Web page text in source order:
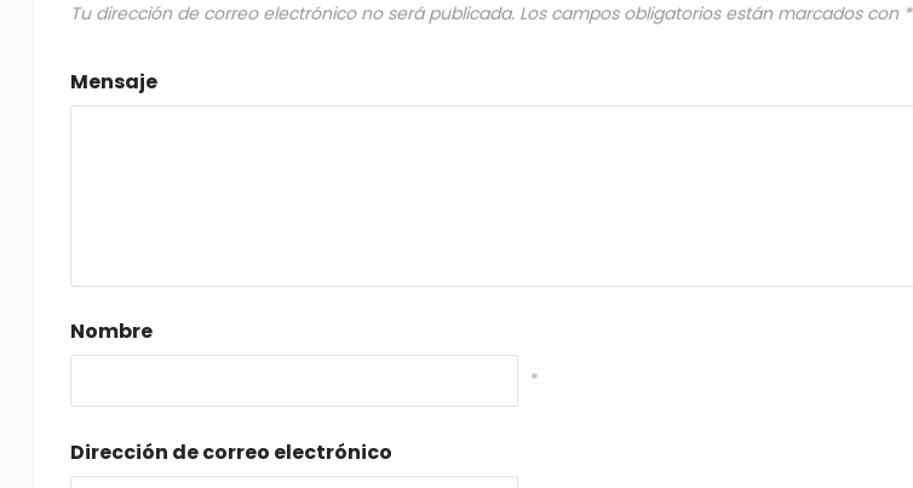
Tu dirección de correo electrónico no será publicada. Los campos obligatorios están marcados con *
Mensaje
Nombre
*
Dirección de correo electrónico